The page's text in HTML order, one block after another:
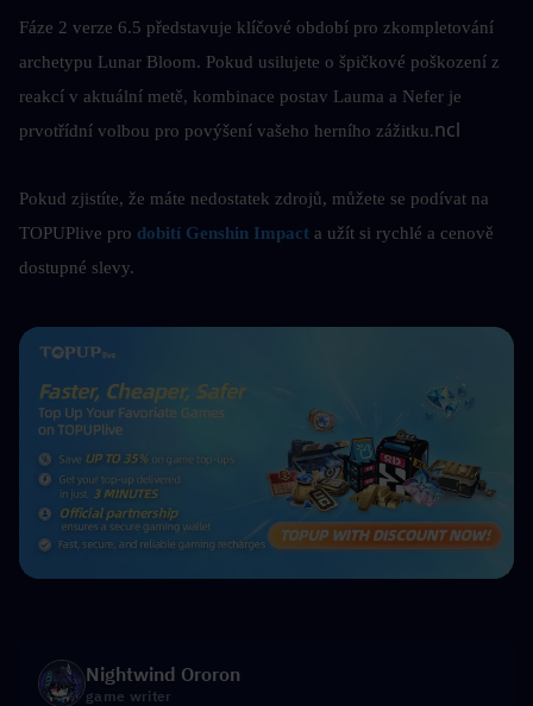
Fáze 2 verze 6.5 představuje klíčové období pro zkompletování
archetypu Lunar Bloom. Pokud usilujete o špičkové poškození z
reakcí v aktuální metě, kombinace postav Lauma a Nefer je
prvotřídní volbou pro povýšení vašeho herního zážitku.ncl
Pokud zjistíte, že máte nedostatek zdrojů, můžete se podívat na
TOPUPlive pro dobití Genshin Impact a užít si rychlé a cenově
dostupné slevy.
Nightwind Ororon
game writer